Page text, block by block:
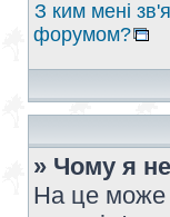
З ким мені
форумом?
» Чому я
На це може